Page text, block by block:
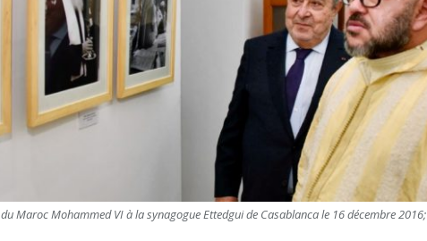
du Maroc Mohammed VI à la synagogue Ettedgui de Casablanca le 16 décembre 2016;